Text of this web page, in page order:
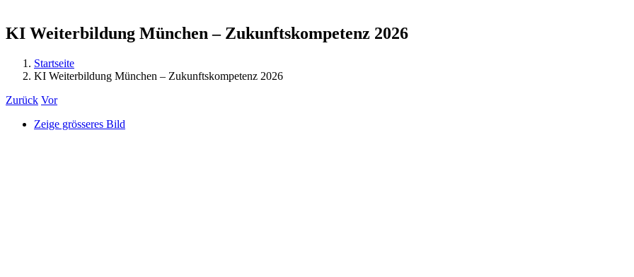
KI Weiterbildung München – Zukunftskompetenz 2026
Startseite
KI Weiterbildung München – Zukunftskompetenz 2026
Zurück Vor
Zeige grösseres Bild